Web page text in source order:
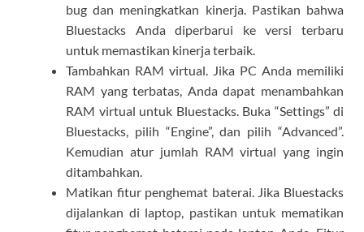
bug dan meningkatkan kinerja. Pastikan bahwa
Bluestacks Anda diperbarui ke versi terbaru
untuk memastikan kinerja terbaik.
Tambahkan RAM virtual. Jika PC Anda memiliki
RAM yang terbatas, Anda dapat menambahkan
RAM virtual untuk Bluestacks. Buka “Settings” di
Bluestacks, pilih “Engine”, dan pilih “Advanced”.
Kemudian atur jumlah RAM virtual yang ingin
ditambahkan.
Matikan fitur penghemat baterai. Jika Bluestacks
dijalankan di laptop, pastikan untuk mematikan